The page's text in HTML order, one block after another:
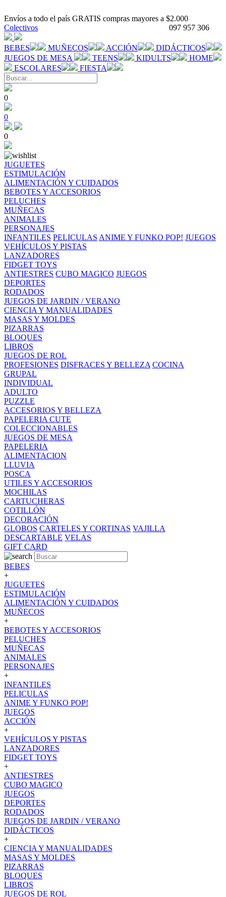
Envíos a todo el país GRATIS compras mayores a $2.000
097 957 306
Colectivos
BEBES MUÑECOS ACCIÓN
DIDÁCTICOS
JUEGOS DE MESA
TEENS KIDULTS
HOME
ESCOLARES
FIESTA
0
0
0
JUGUETES
ESTIMULACIÓN
ALIMENTACIÓN Y CUIDADOS
BEBOTES Y ACCESORIOS
PELUCHES
MUÑECAS
ANIMALES
PERSONAJES
INFANTILES PELICULAS ANIME Y FUNKO POP! JUEGOS
VEHÍCULOS Y PISTAS
LANZADORES
FIDGET TOYS
ANTIESTRES CUBO MAGICO JUEGOS
DEPORTES
RODADOS
JUEGOS DE JARDIN / VERANO
CIENCIA Y MANUALIDADES
MASAS Y MOLDES
PIZARRAS
BLOQUES
LIBROS
JUEGOS DE ROL
PROFESIONES DISFRACES Y BELLEZA COCINA
GRUPAL
INDIVIDUAL
ADULTO
PUZZLE
ACCESORIOS Y BELLEZA
PAPELERIA CUTE
COLECCIONABLES
JUEGOS DE MESA
PAPELERIA
ALIMENTACION
LLUVIA
POSCA
UTILES Y ACCESORIOS
MOCHILAS
CARTUCHERAS
COTILLÓN
DECORACIÓN
GLOBOS CARTELES Y CORTINAS VAJILLA
DESCARTABLE VELAS
GIFT CARD
BEBES
+
JUGUETES
ESTIMULACIÓN
ALIMENTACIÓN Y CUIDADOS
MUÑECOS
+
BEBOTES Y ACCESORIOS
PELUCHES
MUÑECAS
ANIMALES
PERSONAJES
+
INFANTILES
PELICULAS
ANIME Y FUNKO POP!
JUEGOS
ACCIÓN
+
VEHÍCULOS Y PISTAS
LANZADORES
FIDGET TOYS
+
ANTIESTRES
CUBO MAGICO
JUEGOS
DEPORTES
RODADOS
JUEGOS DE JARDIN / VERANO
DIDÁCTICOS
+
CIENCIA Y MANUALIDADES
MASAS Y MOLDES
PIZARRAS
BLOQUES
LIBROS
JUEGOS DE ROL